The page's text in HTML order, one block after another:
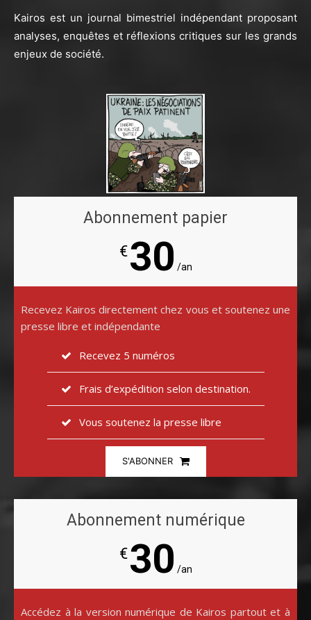
Kairos est un journal bimestriel indépendant proposant
analyses, enquêtes et réflexions critiques sur les grands
enjeux de société.
Abonnement papier
€30 /an
Recevez Kairos directement chez vous et soutenez une
presse libre et indépendante
Recevez 5 numéros
Frais d’expédition selon destination.
Vous soutenez la presse libre
S'ABONNER
Abonnement numérique
€30 /an
Accédez à la version numérique de Kairos partout et à